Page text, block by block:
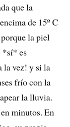
que la
de 15º C
la piel
*sí* es
la vez! y si la
frío con la
la lluvia.
minutos. En